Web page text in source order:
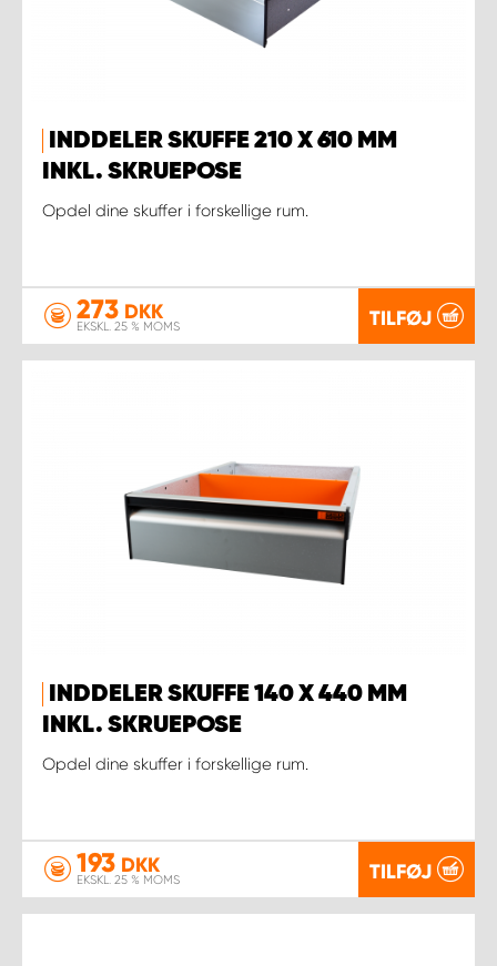
INDDELER SKUFFE 210 X 610 MM
INKL. SKRUEPOSE
Opdel dine skuffer i forskellige rum.
273 DKK
EKSKL. 25 % MOMS TILFØJ
INDDELER SKUFFE 140 X 440 MM
INKL. SKRUEPOSE
Opdel dine skuffer i forskellige rum.
193 DKK
EKSKL. 25 % MOMS TILFØJ